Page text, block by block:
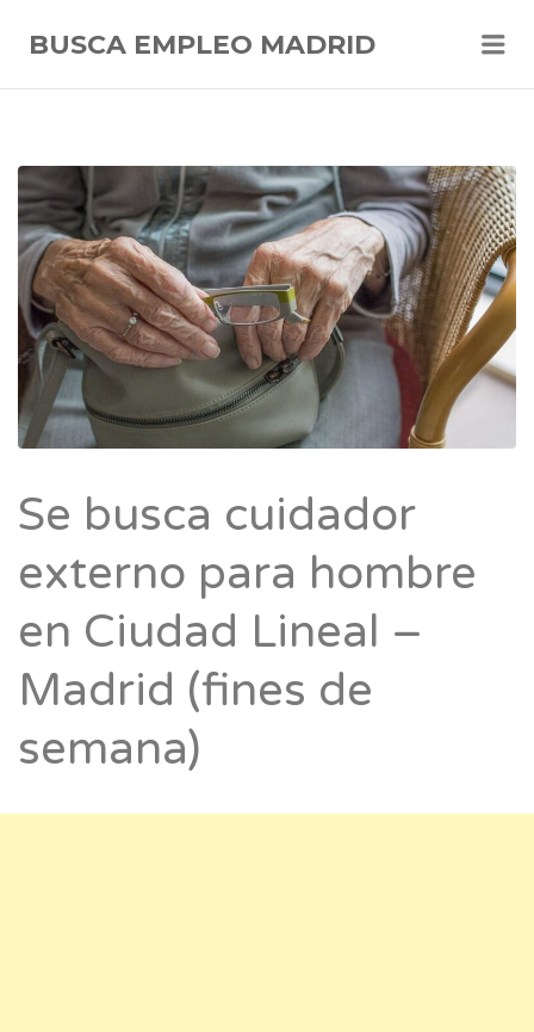
BUSCA EMPLEO MADRID
Se busca cuidador
externo para hombre
en Ciudad Lineal –
Madrid (fines de
semana)